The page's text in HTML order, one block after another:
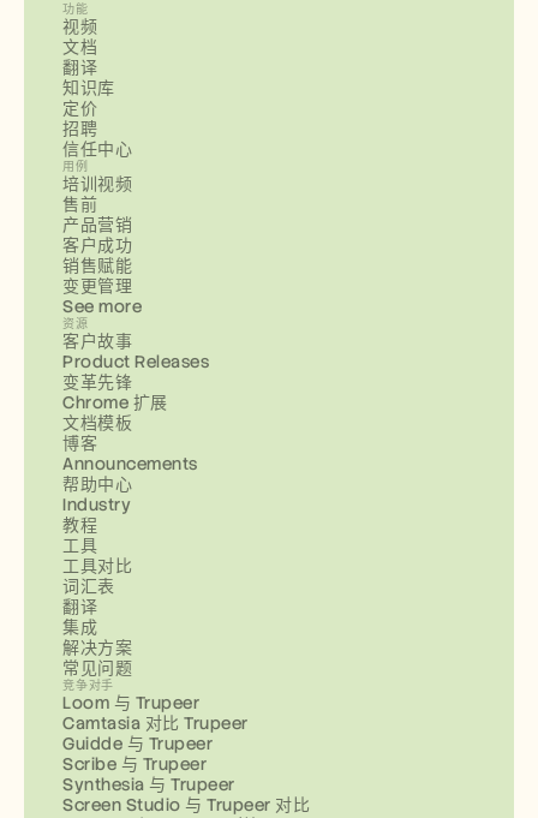
功能
视频
文档
翻译
知识库
定价
招聘
信任中心
用例
培训视频
售前
产品营销
客户成功
销售赋能
变更管理
See more
资源
客户故事
Product Releases
变革先锋
Chrome 扩展
文档模板
博客
Announcements
帮助中心
Industry
教程
工具
工具对比
词汇表
翻译
集成
解决方案
常见问题
竞争对手
Loom 与 Trupeer
Camtasia 对比 Trupeer
Guidde 与 Trupeer
Scribe 与 Trupeer
Synthesia 与 Trupeer
Screen Studio 与 Trupeer 对比